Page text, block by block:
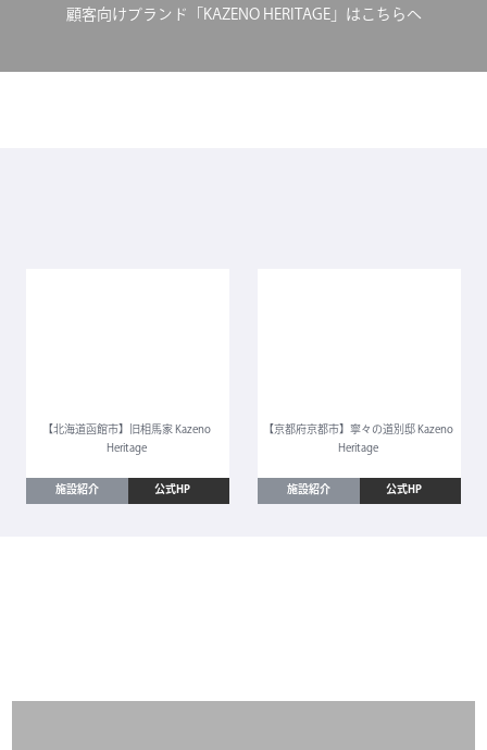
顧客向けブランド「KAZENO HERITAGE」はこちらへ
【北海道函館市】旧相馬家 Kazeno
Heritage
施設紹介 公式HP
【京都府京都市】寧々の道別邸 Kazeno
Heritage
施設紹介 公式HP